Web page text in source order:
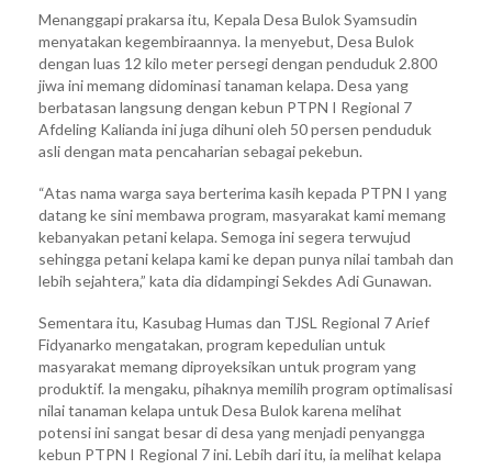
Menanggapi prakarsa itu, Kepala Desa Bulok Syamsudin
menyatakan kegembiraannya. Ia menyebut, Desa Bulok
dengan luas 12 kilo meter persegi dengan penduduk 2.800
jiwa ini memang didominasi tanaman kelapa. Desa yang
berbatasan langsung dengan kebun PTPN I Regional 7
Afdeling Kalianda ini juga dihuni oleh 50 persen penduduk
asli dengan mata pencaharian sebagai pekebun.
“Atas nama warga saya berterima kasih kepada PTPN I yang
datang ke sini membawa program, masyarakat kami memang
kebanyakan petani kelapa. Semoga ini segera terwujud
sehingga petani kelapa kami ke depan punya nilai tambah dan
lebih sejahtera,” kata dia didampingi Sekdes Adi Gunawan.
Sementara itu, Kasubag Humas dan TJSL Regional 7 Arief
Fidyanarko mengatakan, program kepedulian untuk
masyarakat memang diproyeksikan untuk program yang
produktif. Ia mengaku, pihaknya memilih program optimalisasi
nilai tanaman kelapa untuk Desa Bulok karena melihat
potensi ini sangat besar di desa yang menjadi penyangga
kebun PTPN I Regional 7 ini. Lebih dari itu, ia melihat kelapa